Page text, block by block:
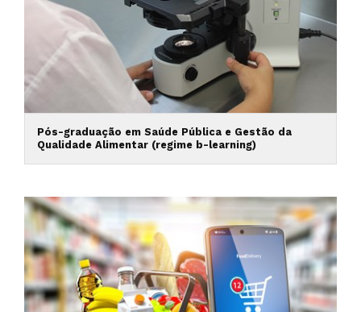
Pós-graduação em Saúde Pública e Gestão da
Qualidade Alimentar (regime b-learning)